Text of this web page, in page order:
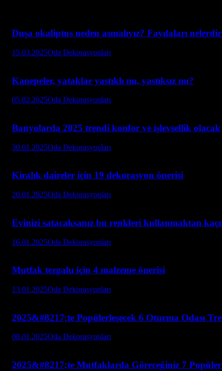
Duşa okaliptus neden asmalıyız? Faydaları
15.03.2025Oda Dekorasyonları
Kanepeler, yataklar yastıklı mı, yastıksız mı?
05.02.2025Oda Dekorasyonları
Banyolarda 2025 trendi konfor ve işlevsellik olacak
30.01.2025Oda Dekorasyonları
Kiralık daireler için 19 dekorasyon önerisi
20.01.2025Oda Dekorasyonları
Evinizi satacaksanız bu renkleri kullanmaktan
16.01.2025Oda Dekorasyonları
Mutfak tezgahı için 4 malzeme önerisi
13.01.2025Oda Dekorasyonları
2025&#8217;te Popülerleşecek 6 Oturma Odası
08.01.2025Oda Dekorasyonları
2025&#8217;te Mutfaklarda Göreceğiniz 7